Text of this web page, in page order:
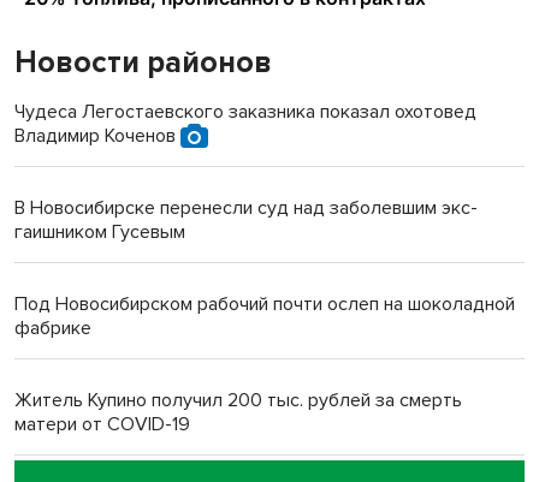
Новости районов
Чудеса Легостаевского заказника показал охотовед
Владимир Коченов
В Новосибирске перенесли суд над заболевшим экс-
гаишником Гусевым
Под Новосибирском рабочий почти ослеп на шоколадной
фабрике
Житель Купино получил 200 тыс. рублей за смерть
матери от COVID-19